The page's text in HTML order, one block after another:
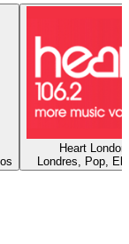
Heart London
Londres, Pop,